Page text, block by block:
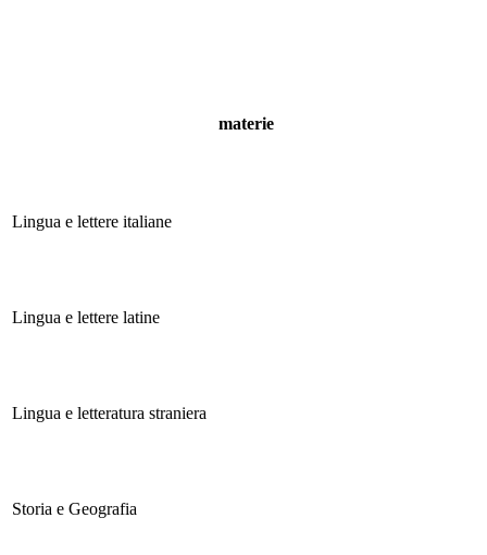
materie
Lingua e lettere italiane
Lingua e lettere latine
Lingua e letteratura straniera
Storia e Geografia